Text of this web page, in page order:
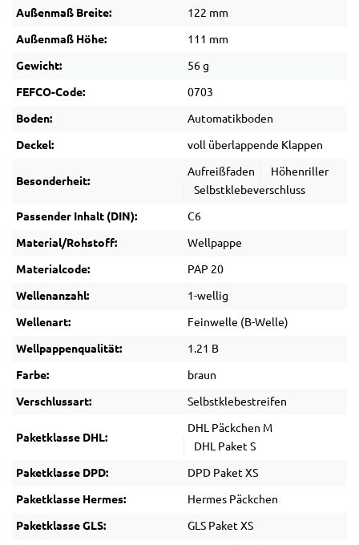
Außenmaß Breite: 122 mm
Außenmaß Höhe: 111 mm
Gewicht: 56 g
FEFCO-Code: 0703
Boden: Automatikboden
Deckel: voll überlappende Klappen
Besonderheit:
Aufreißfaden
Höhenriller
Selbstklebeverschluss
Passender Inhalt (DIN): C6
Material/Rohstoff: Wellpappe
Materialcode: PAP 20
Wellenanzahl: 1-wellig
Wellenart: Feinwelle (B-Welle)
Wellpappenqualität: 1.21 B
Farbe: braun
Verschlussart: Selbstklebestreifen
Paketklasse DHL:
DHL Päckchen M
DHL Paket S
Paketklasse DPD: DPD Paket XS
Paketklasse Hermes: Hermes Päckchen
Paketklasse GLS: GLS Paket XS